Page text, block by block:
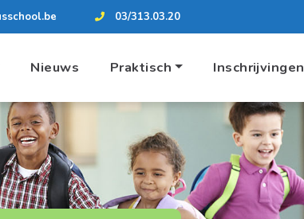
03/313.03.20
Nieuws Praktisch Inschrijvingen